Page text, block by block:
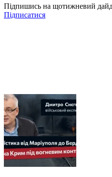
Підпишись на щотижневий
Підписатися